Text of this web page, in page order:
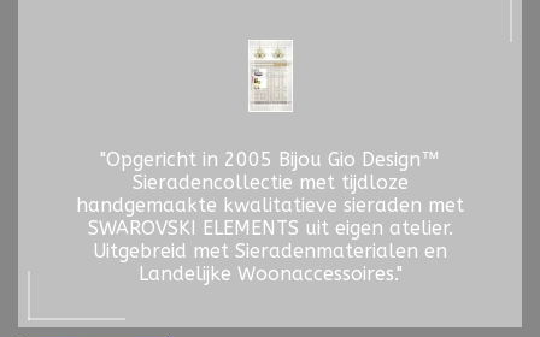
"Opgericht in 2005 Bijou Gio Design™
Sieradencollectie met tijdloze
handgemaakte kwalitatieve sieraden met
SWAROVSKI ELEMENTS uit eigen atelier.
Uitgebreid met Sieradenmaterialen en
Landelijke Woonaccessoires."